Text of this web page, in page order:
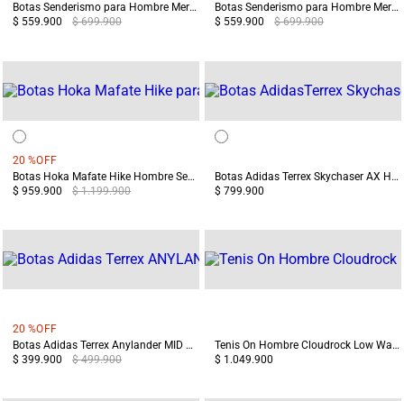
Botas Senderismo para Hombre Merrell Yokota 3 MID GTX Negras
$ 559.900
$ 699.900
Botas Senderismo para Hombre Merrell Yokota 3 MID GTX Verdes
$ 559.900
$ 699.900
20 %OFF
Botas Hoka Mafate Hike Hombre Senderismo Negras
$ 959.900
$ 1.199.900
Botas Adidas Terrex Skychaser AX Hombre Gris/Negro
$ 799.900
20 %OFF
Botas Adidas Terrex Anylander MID Hombre Terreo/Gris
$ 399.900
$ 499.900
Tenis On Hombre Cloudrock Low Waterproof Negro
$ 1.049.900